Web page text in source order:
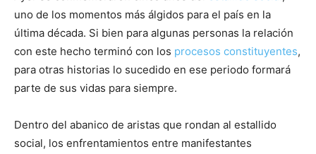
uno de los momentos más álgidos para el país en la
última década. Si bien para algunas personas la relación
con este hecho terminó con los procesos constituyentes,
para otras historias lo sucedido en ese periodo formará
parte de sus vidas para siempre.
Dentro del abanico de aristas que rondan al estallido
social, los enfrentamientos entre manifestantes